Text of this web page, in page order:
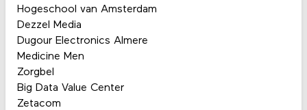
Hogeschool van Amsterdam
Dezzel Media
Dugour Electronics Almere
Medicine Men
Zorgbel
Big Data Value Center
Zetacom